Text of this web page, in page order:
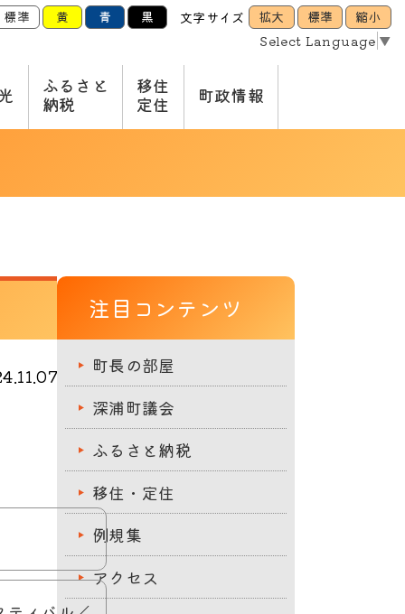
標準 黄 青 黒 文字サイズ 拡大 標準
縮小
Select Language ▼
ふるさと
納税
移住
定住
町政情報
注目コンテンツ
町長の部屋
深浦町議会
ふるさと納税
移住・定住
例規集
アクセス